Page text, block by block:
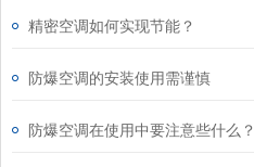
精密空调如何实现节能？
防爆空调的安装使用需谨慎
防爆空调在使用中要注意些什么？